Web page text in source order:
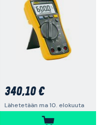
340,10 €
Lähetetään ma 10. elokuuta